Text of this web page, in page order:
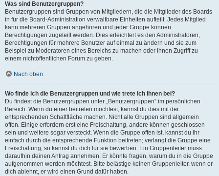
Was sind Benutzergruppen?
Benutzergruppen sind Gruppen von Mitgliedern, die die Mitglieder des Boards
in für die Board-Administration verwaltbare Einheiten aufteilt. Jedes Mitglied
kann mehreren Gruppen angehören und jeder Gruppe können
Berechtigungen zugeteilt werden. Dies erleichtert es den Administratoren,
Berechtigungen für mehrere Benutzer auf einmal zu ändern und sie zum
Beispiel zu Moderatoren eines Bereichs zu machen oder ihnen Zugriff zu
einem nichtöffentlichen Forum zu geben.
Nach oben
Wo finde ich die Benutzergruppen und wie trete ich ihnen bei?
Du findest die Benutzergruppen unter „Benutzergruppen“ im persönlichen
Bereich. Wenn du einer beitreten möchtest, kannst du dies mit der
entsprechenden Schaltfläche machen. Nicht alle Gruppen sind allgemein
offen. Einige erfordern erst eine Freischaltung, andere können geschlossen
sein und weitere sogar versteckt. Wenn die Gruppe offen ist, kannst du ihr
einfach durch die entsprechende Funktion beitreten; verlangt die Gruppe eine
Freischaltung, so kannst du dich für sie bewerben. Ein Gruppenleiter muss
daraufhin deinen Antrag annehmen. Er könnte fragen, warum du in die Gruppe
aufgenommen werden möchtest. Bitte belästige keinen Gruppenleiter, wenn er
dich ablehnt, er wird einen Grund dafür haben.